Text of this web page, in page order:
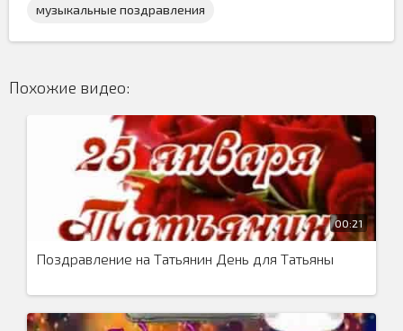
Поздравление для Татьяны на Татьянин день скачать
бесплатно и поздравить её этой весёлой, музыкальной
музыкальные поздравления
Похожие видео:
00:21
Поздравление на Татьянин День для Татьяны